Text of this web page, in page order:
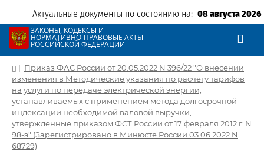
Актуальные документы по состоянию на: 08 августа 2026
ЗАКОНЫ, КОДЕКСЫ И
НОРМАТИВНО-ПРАВОВЫЕ АКТЫ
РОССИЙСКОЙ ФЕДЕРАЦИИ
| Приказ ФАС России от 20.05.2022 N 396/22 "О внесении
изменения в Методические указания по расчету тарифов
на услуги по передаче электрической энергии,
устанавливаемых с применением метода долгосрочной
индексации необходимой валовой выручки,
утвержденные приказом ФСТ России от 17 февраля 2012 г. N
98-э" (Зарегистрировано в Минюсте России 03.06.2022 N
68729)